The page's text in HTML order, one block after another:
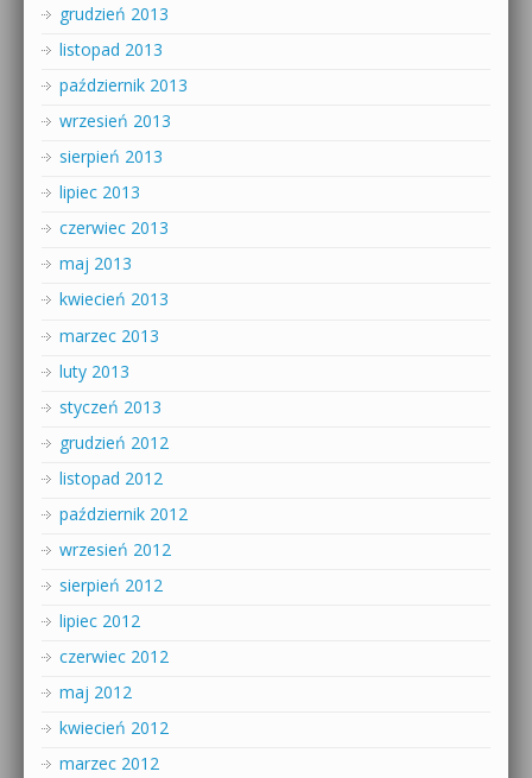
grudzień 2013
listopad 2013
październik 2013
wrzesień 2013
sierpień 2013
lipiec 2013
czerwiec 2013
maj 2013
kwiecień 2013
marzec 2013
luty 2013
styczeń 2013
grudzień 2012
listopad 2012
październik 2012
wrzesień 2012
sierpień 2012
lipiec 2012
czerwiec 2012
maj 2012
kwiecień 2012
marzec 2012